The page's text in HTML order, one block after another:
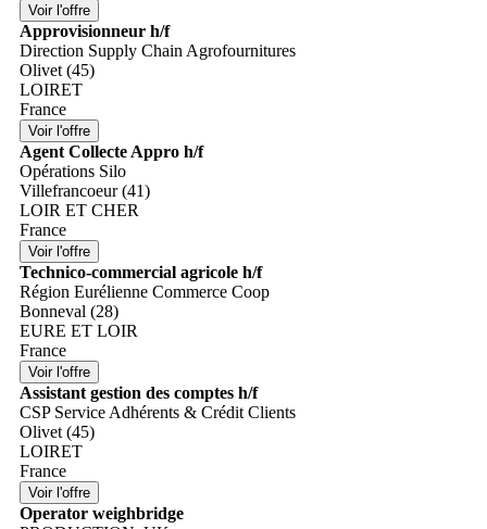
Approvisionneur h/f
Direction Supply Chain Agrofournitures
Olivet (45)
LOIRET
France
Agent Collecte Appro h/f
Opérations Silo
Villefrancoeur (41)
LOIR ET CHER
France
Technico-commercial agricole h/f
Région Eurélienne Commerce Coop
Bonneval (28)
EURE ET LOIR
France
Assistant gestion des comptes h/f
CSP Service Adhérents & Crédit Clients
Olivet (45)
LOIRET
France
Operator weighbridge